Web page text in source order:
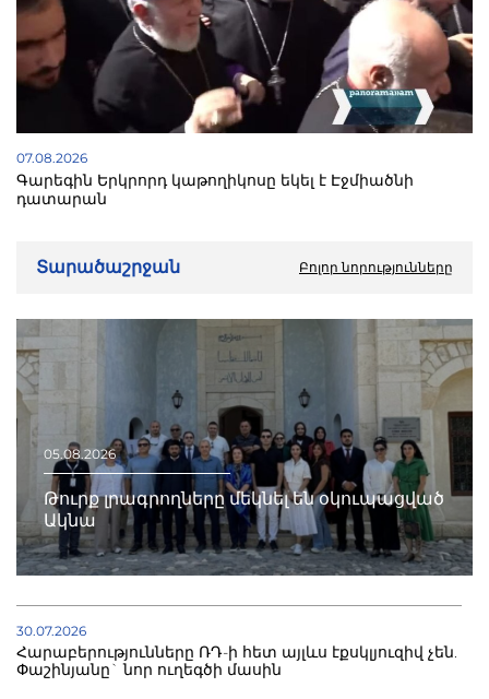
07.08.2026
Գարեգին Երկրորդ կաթողիկոսը եկել է Էջմիածնի
դատարան
Տարածաշրջան Բոլոր նորությունները
05.08.2026
Թուրք լրագրողները մեկնել են օկուպացված
Ակնա
30.07.2026
Հարաբերությունները ՌԴ-ի հետ այլևս էքսկլյուզիվ չեն.
Փաշինյանը` նոր ուղեգծի մասին